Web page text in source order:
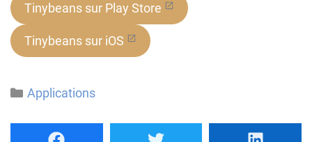
Tinybeans sur Play Store
Tinybeans sur iOS
Catégories
Applications